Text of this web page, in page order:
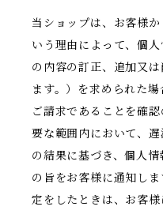
当ショップは、お客様
いう理由によって、個
の内容の訂正、追加又
ます。）を求められた
ご請求であることを確
要な範囲内において、
の結果に基づき、個人
の旨をお客様に通知し
定をしたときは、お客